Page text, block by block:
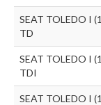
SEAT TOLEDO I
TD
SEAT TOLEDO I
TDI
SEAT TOLEDO I